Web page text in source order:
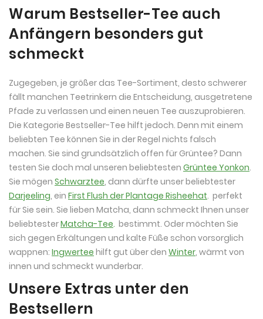
Warum Bestseller-Tee auch
Anfängern besonders gut
schmeckt
Zugegeben, je größer das Tee-Sortiment, desto schwerer
fällt manchen Teetrinkern die Entscheidung, ausgetretene
Pfade zu verlassen und einen neuen Tee auszuprobieren.
Die Kategorie Bestseller-Tee hilft jedoch. Denn mit einem
beliebten Tee können Sie in der Regel nichts falsch
machen. Sie sind grundsätzlich offen für Grüntee? Dann
testen Sie doch mal unseren beliebtesten Grüntee Yonkon.
Sie mögen Schwarztee, dann dürfte unser beliebtester
Darjeeling, ein First Flush der Plantage Risheehat. perfekt
für Sie sein. Sie lieben Matcha, dann schmeckt Ihnen unser
beliebtesterMatcha-Tee. bestimmt. Oder möchten Sie
sich gegen Erkältungen und kalte Füße schon vorsorglich
wappnen: Ingwertee hilft gut über den Winter, wärmt von
innen und schmeckt wunderbar.
Unsere Extras unter den
Bestsellern